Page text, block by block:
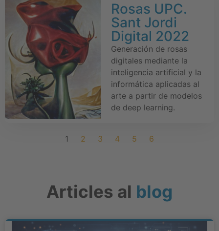
Rosas UPC.
Sant Jordi
Digital 2022
Generación de rosas
digitales mediante la
inteligencia artificial y la
informática aplicadas al
arte a partir de modelos
de deep learning.
1 2 3 4 5 6
Articles al blog